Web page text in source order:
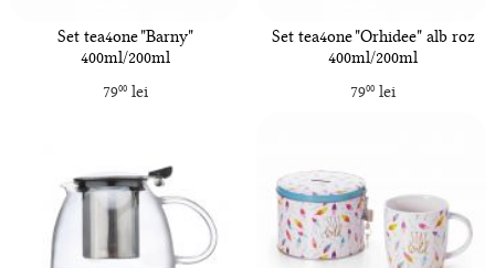
Set tea4one "Barny"
400ml/200ml
7900lei
Set tea4one "Orhidee" alb roz
400ml/200ml
7900lei